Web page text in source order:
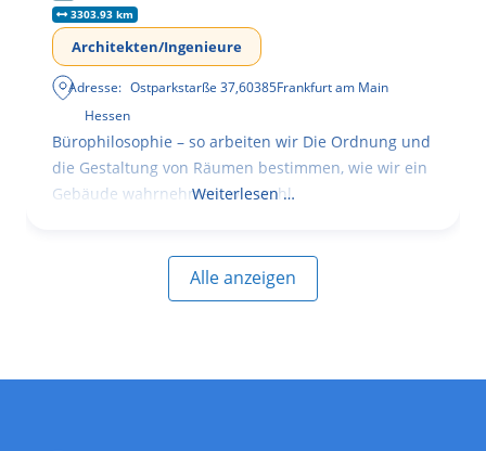
3303.93 km
Architekten/Ingenieure
Adresse: Ostparkstarße 37,60385Frankfurt am Main
Hessen
Bürophilosophie – so arbeiten wir Die Ordnung und
die Gestaltung von Räumen bestimmen, wie wir ein
Gebäude wahrnehmen, wie wohl
Weiterlesen …
Alle anzeigen